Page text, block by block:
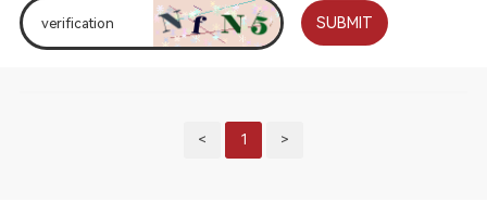
SUBMIT
< 1 >